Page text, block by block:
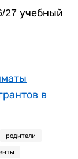
27 учебный
в
родители